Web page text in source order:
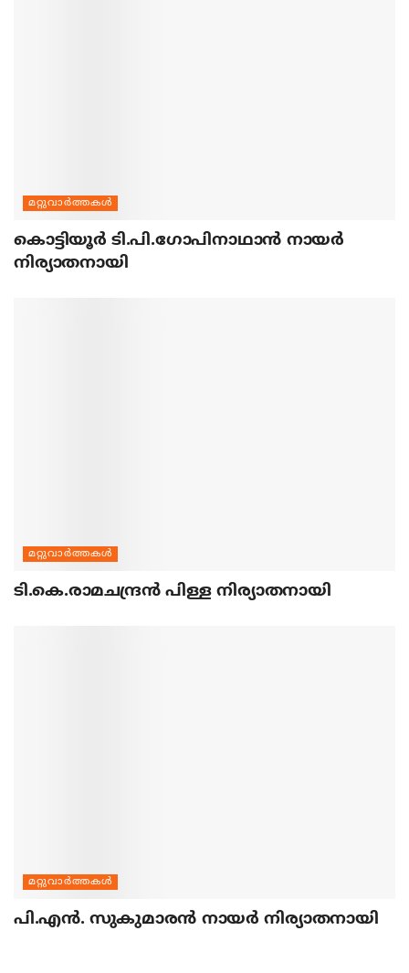
മറ്റുവാര്‍ത്തകള്‍
കൊട്ടിയൂര്‍ ടി.പി.ഗോപിനാഥാന്‍ നായര്‍
നിര്യാതനായി
മറ്റുവാര്‍ത്തകള്‍
ടി.കെ.രാമചന്ദ്രന്‍ പിള്ള നിര്യാതനായി
മറ്റുവാര്‍ത്തകള്‍
പി.എന്‍. സുകുമാരന്‍ നായര്‍ നിര്യാതനായി